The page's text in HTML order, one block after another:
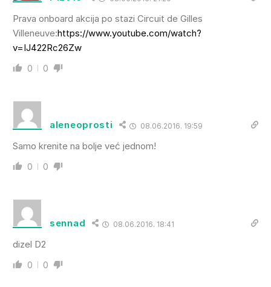
Prava onboard akcija po stazi Circuit de Gilles
Villeneuve:https://www.youtube.com/watch?
v=IJ422Rc26Zw
0 0
aleneoprosti 08.06.2016. 19:59
Samo krenite na bolje već jednom!
0 0
sennad 08.06.2016. 18:41
dizel D2
0 0